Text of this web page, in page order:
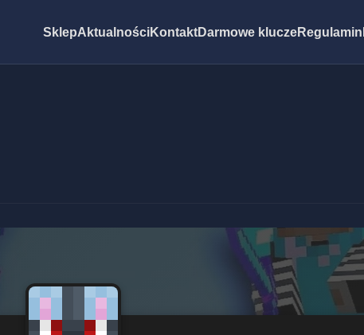
SklepAktualnościKontaktDarmowe kluczeRegulamin